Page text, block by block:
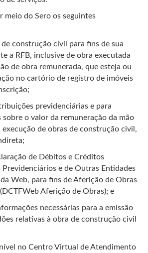
meio do Sero os seguintes
de construção civil para fins de sua
a RFB, inclusive de obra executada
de obra remunerada, que esteja ou
no cartório de registro de imóveis
previdenciárias e para
o valor da remuneração da mão
de obras de construção civil,
de Débitos e Créditos
Previdenciários e de Outras Entidades
Web, para fins de Aferição de Obras
Aferição de Obras); e
necessárias para a emissão
relativas à obra de construção civil
no Centro Virtual de Atendimento